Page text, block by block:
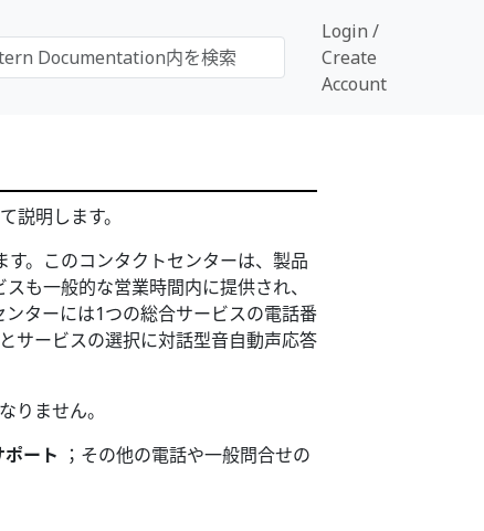
Login /
Create
Account
説明します。
。このコンタクトセンターは、製品
も一般的な営業時間内に提供され、
ターには1つの総合サービスの電話番
サービスの選択に対話型音自動声応答
りません。
ポート ；その他の電話や一般問合せの